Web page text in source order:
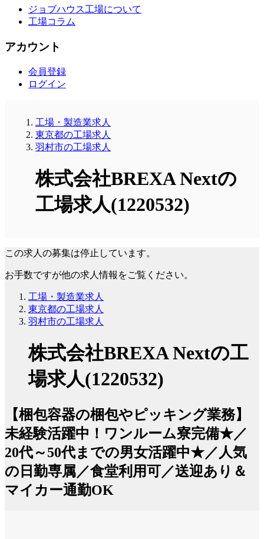
ジョブハウス工場について
工場コラム
アカウント
会員登録
ログイン
工場・製造業求人
東京都の工場求人
羽村市の工場求人
株式会社BREXA Nextの
工場求人(1220532)
この求人の募集は停止しています。
お手数ですが他の求人情報をご覧ください。
工場・製造業求人
東京都の工場求人
羽村市の工場求人
株式会社BREXA Nextの工
場求人(1220532)
【梱包容器の梱包やピッキング業務】
未経験活躍中！ワンルーム寮完備★／
20代～50代までの男女活躍中★／人気
の日勤専属／食堂利用可／送迎あり＆
マイカー通勤OK